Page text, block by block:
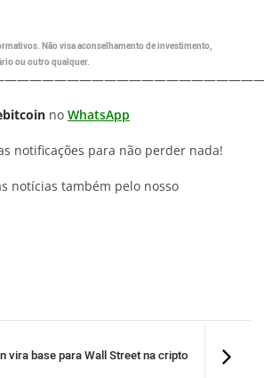
Não visa aconselhamento de investimento,
ou outro qualquer.
no WhatsApp
notificações para não perder nada!
notícias também pelo nosso
vira base para Wall Street na cripto